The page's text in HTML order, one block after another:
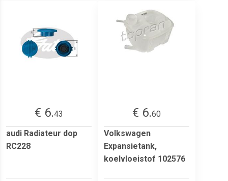
€ 6.43
audi Radiateur dop
RC228
€ 6.60
Volkswagen
Expansietank,
koelvloeistof 102576